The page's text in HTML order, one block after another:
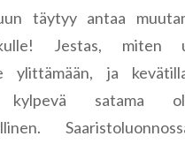
täytyy antaa
Jestas, miten
ylittämään, ja
kylpevä satama